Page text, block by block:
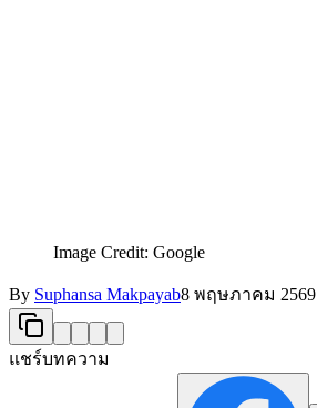
Image Credit: Google
By Suphansa Makpayab8 พฤษภาคม 2569
แชร์บทความ